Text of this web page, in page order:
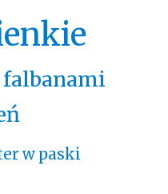
w paski